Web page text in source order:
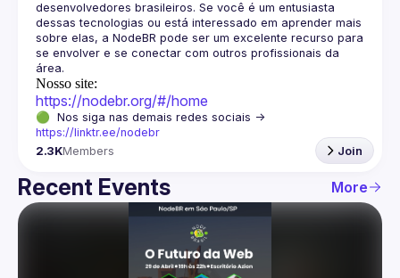
desenvolvedores brasileiros. Se você é um entusiasta
dessas tecnologias ou está interessado em aprender mais
sobre elas, a NodeBR pode ser um excelente recurso para
se envolver e se conectar com outros profissionais da
Nosso site:
https://nodebr.org/#/home
https://linktr.ee/nodebr
2.3KMembers Join
Recent Events More